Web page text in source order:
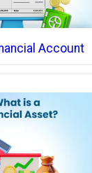
Account